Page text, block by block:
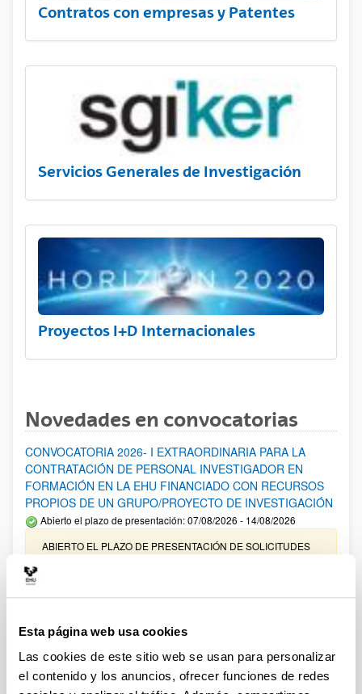
Esta página web usa cookies
Las cookies de este sitio web se usan para personalizar
el contenido y los anuncios, ofrecer funciones de redes
Contratos con empresas y Patentes
Servicios Generales de Investigación
Proyectos I+D Internacionales
Novedades en convocatorias
CONVOCATORIA 2026- I EXTRAORDINARIA PARA LA
CONTRATACIÓN DE PERSONAL INVESTIGADOR EN
FORMACIÓN EN LA EHU FINANCIADO CON RECURSOS
PROPIOS DE UN GRUPO/PROYECTO DE INVESTIGACIÓN
Abierto el plazo de presentación: 07/08/2026 - 14/08/2026
ABIERTO EL PLAZO DE PRESENTACIÓN DE SOLICITUDES
Ayudas para financiación de la adquisición y renovación de
UPV/EHU 2026
Trámite abierto
25/03/2026: Corrección de errores del listado provisional de
solicitudes admitidas y excluidas. 23/03/2026: Relación